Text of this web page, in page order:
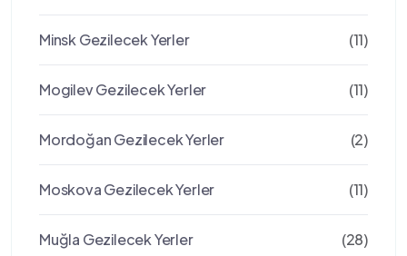
Minsk Gezilecek Yerler (11)
Mogilev Gezilecek Yerler (11)
Mordoğan Gezilecek Yerler (2)
Moskova Gezilecek Yerler (11)
Muğla Gezilecek Yerler (28)